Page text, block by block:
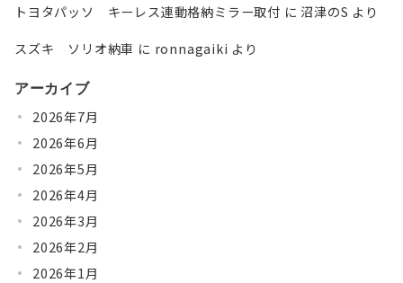
トヨタパッソ キーレス連動格納ミラー取付 に沼津のS より
スズキ ソリオ納車 に ronnagaiki より
アーカイブ
2026年7月
2026年6月
2026年5月
2026年4月
2026年3月
2026年2月
2026年1月